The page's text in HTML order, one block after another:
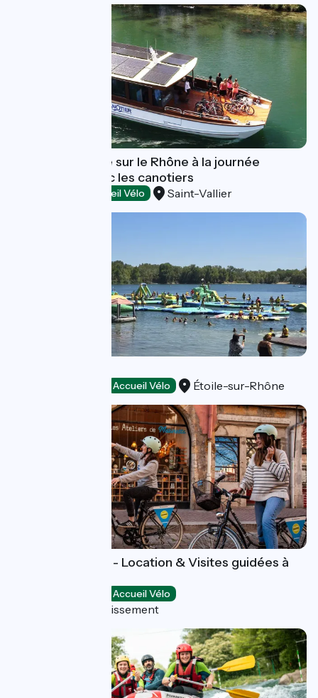
Croisière fluviale sur le Rhône à la journée
bateau/vélo avec les canotiers
Accueil Vélo Saint-Vallier
Accueil Vélo Étoile-sur-Rhône
Mobilboard Lyon - Location & Visites guidées à
Accueil Vélo
Lyon 5e Arrondissement